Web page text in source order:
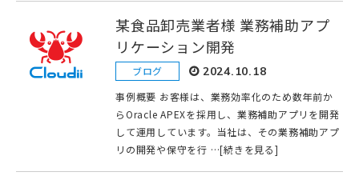
某食品卸売業者様 業務補助アプ
リケーション開発
ブログ 2024.10.18
事例概要 お客様は、業務効率化のため数年前か
らOracle APEXを採用し、業務補助アプリを開発
して運用しています。当社は、その業務補助アプ
リの開発や保守を行 …[続きを見る]